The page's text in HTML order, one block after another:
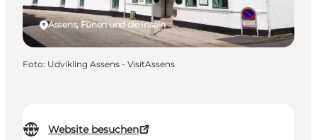
Website besuchen
Assens, Fünen und die Inseln
Foto: Udvikling Assens - VisitAssens